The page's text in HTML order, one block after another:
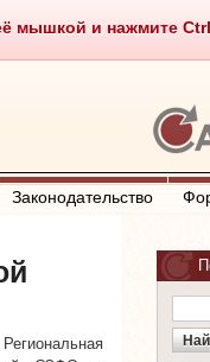
мышкой и нажмите
Законодательство